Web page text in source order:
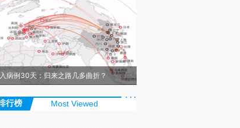
病例30天：归来之路几多曲折？
行榜 Most Viewed